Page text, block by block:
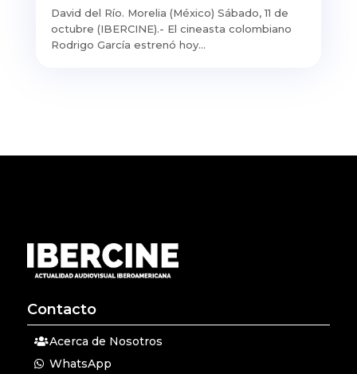
David del Río. Morelia (México) Sábado, 11 de
octubre (IBERCINE).- El cineasta colombiano
Rodrigo García estrenó hoy...
Contacto
Acerca de Nosotros
WhatsApp